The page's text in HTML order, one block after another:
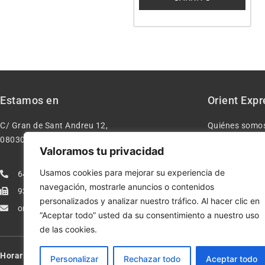
Valoramos tu privacidad
Usamos cookies para mejorar su experiencia de
navegación, mostrarle anuncios o contenidos
personalizados y analizar nuestro tráfico. Al hacer clic en
“Aceptar todo” usted da su consentimiento a nuestro uso
de las cookies.
Personalizar Rechazar todo Aceptar todo
Estamos en
C/ Gran de Sant Andreu 12,
08030 – Barcelona España
640277962
933113005
orientexpressmodelismo@gmail.com
Orient
Quiénes
Condiciones
Política de
Política de
Horario: Lun-Vie de 10:00-13:30 y 17:00-20:00 – Sáb de 10:00-13:30